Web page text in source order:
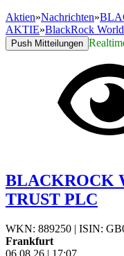
Aktien»Nachrichten»
AKTIE»BlackRock
Push Mitteilungen
BLACKROCK
TRUST PLC
WKN: 889250 | ISIN:
Frankfurt
06.08.26 | 17:07